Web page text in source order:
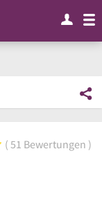
5 von 5 Sternen
51 Bewertungen